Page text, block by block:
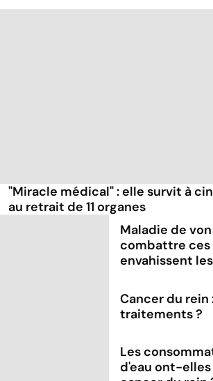
"Miracle médical" : elle survit à
au retrait de 11 organes
Maladie de
combattre
envahissent
Cancer du rein
traitements ?
Les
d'eau ont-